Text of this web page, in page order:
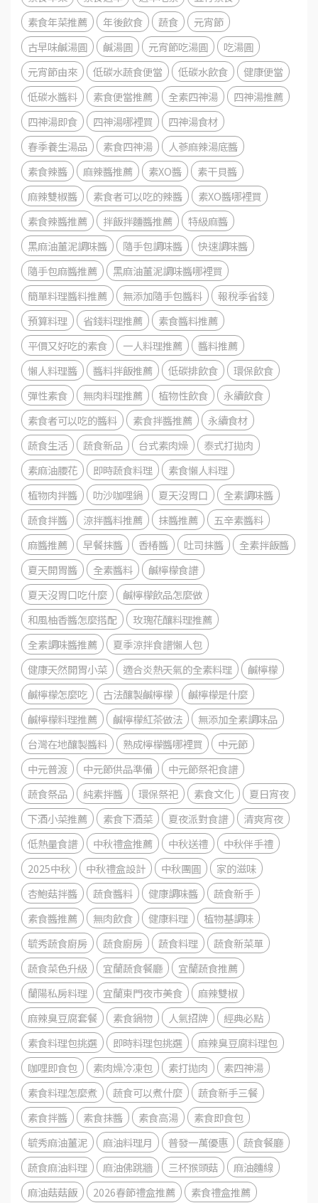
素食年菜推薦
年後飲食 蔬食
元宵節
古早味鹹湯圓
鹹湯圓 元宵節吃湯圓
吃湯圓
元宵節由來
低碳水蔬食便當 低碳水飲食
健康便當
低碳水醬料
素食便當推薦 全素四神湯
四神湯推薦
四神湯即食
四神湯哪裡買
四神湯食材
春季養生湯品
素食四神湯
人蔘麻辣湯底醬
素食辣醬
麻辣醬推薦 素XO醬
素干貝醬
麻辣雙椒醬
素食者可以吃的辣醬
素XO醬哪裡買
素食辣醬推薦
拌飯拌麵醬推薦
特級麻醬
黑麻油薑泥調味醬
隨手包調味醬
快速調味醬
隨手包麻醬推薦
黑麻油薑泥調味醬哪裡買
簡單料理醬料推薦
無添加隨手包醬料
報稅季省錢
預算料理
省錢料理推薦
素食醬料推薦
平價又好吃的素食
一人料理推薦
醬料推薦
懶人料理醬
醬料拌飯推薦 低碳排飲食
環保飲食
彈性素食
無肉料理推薦 植物性飲食
永續飲食
素食者可以吃的醬料
素食拌醬推薦
永續食材
蔬食生活
蔬食新品 台式素肉燥
泰式打拋肉
素麻油腰花
即時蔬食料理
素食懶人料理
植物肉拌醬
叻沙咖哩鍋 夏天沒胃口
全素調味醬
蔬食拌醬
涼拌醬料推薦 抹醬推薦
五辛素醬料
麻醬推薦
早餐抹醬 香椿醬 吐司抹醬
全素拌飯醬
夏天開胃醬
全素醬料
鹹檸檬食譜
夏天沒胃口吃什麼
鹹檸檬飲品怎麼做
和風柚香醬怎麼搭配
玫瑰花釀料理推薦
全素調味醬推薦
夏季涼拌食譜懶人包
健康天然開胃小菜
適合炎熱天氣的全素料理
鹹檸檬
鹹檸檬怎麼吃
古法釀製鹹檸檬
鹹檸檬是什麼
鹹檸檬料理推薦
鹹檸檬紅茶做法
無添加全素調味品
台灣在地釀製醬料
熟成檸檬醬哪裡買
中元節
中元普渡
中元節供品準備
中元節祭祀食譜
蔬食祭品
純素拌醬 環保祭祀 素食文化
夏日宵夜
下酒小菜推薦
素食下酒菜 夏夜派對食譜
清爽宵夜
低熱量食譜
中秋禮盒推薦 中秋送禮
中秋伴手禮
2025中秋
中秋禮盒設計 中秋團圓
家的滋味
杏鮑菇拌醬
蔬食醬料 健康調味醬
蔬食新手
素食醬推薦
無肉飲食 健康料理
植物基調味
毓秀蔬食廚房
蔬食廚房 蔬食料理
蔬食新菜單
蔬食菜色升級
宜蘭蔬食餐廳
宜蘭蔬食推薦
蘭陽私房料理
宜蘭東門夜市美食
麻辣雙椒
麻辣臭豆腐套餐
素食鍋物 人氣招牌
經典必點
素食料理包挑選
即時料理包挑選
麻辣臭豆腐料理包
咖哩即食包
素肉燥冷凍包 素打拋肉
素四神湯
素食料理怎麼煮
蔬食可以煮什麼
蔬食新手三餐
素食拌醬
素食抹醬 素食高湯
素食即食包
毓秀麻油薑泥
麻油料理月 普發一萬優惠
蔬食餐廳
蔬食麻油料理
麻油佛跳牆 三杯猴頭菇
麻油麵線
麻油菇菇飯
2026春節禮盒推薦
素食禮盒推薦